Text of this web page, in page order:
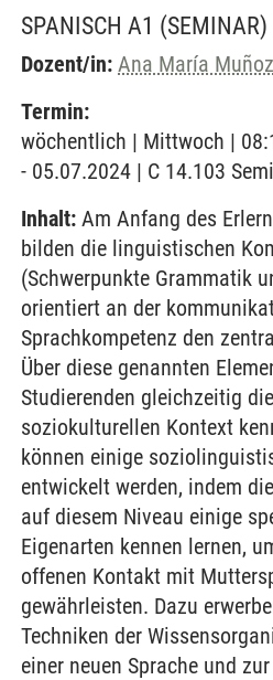
SPANISCH A1 (SEMINAR)
Dozent/in: Ana María Muñoz
Termin:
wöchentlich | Mittwoch |
- 05.07.2024 | C 14.103
Inhalt: Am Anfang des
bilden die linguistischen
(Schwerpunkte Grammatik
orientiert an der
Sprachkompetenz den
Über diese genannten
Studierenden gleichzeitig
soziokulturellen Kontext
können einige
entwickelt werden, indem
auf diesem Niveau einige
Eigenarten kennen lernen,
offenen Kontakt mit
gewährleisten. Dazu
Techniken der
einer neuen Sprache und